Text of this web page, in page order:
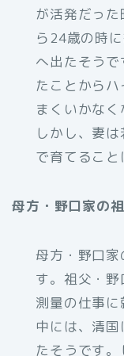
が活発だっ
ら24歳の時
へ出たそう
たことから
まくいかなく
しかし、妻
で育てること
母方・野口家の
母方・野口
す。祖父・
測量の仕事
中には、清
たそうです